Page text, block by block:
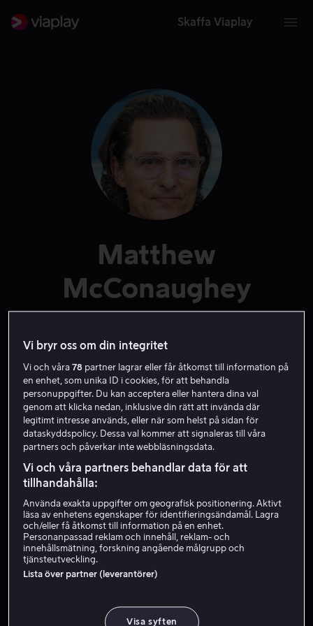
Skaffa Viaplay
Matthew
McConaughey
Från 49 kr
Vi bryr oss om din integritet
Vi och våra78 partner lagrar eller får åtkomst till information på
en enhet, som unika ID i cookies, för att behandla
personuppgifter. Du kan acceptera eller hantera dina val
genom att klicka nedan, inklusive din rätt att invända där
legitimt intresse används, eller när som helst på sidan för
dataskyddspolicy. Dessa val kommer att signaleras till våra
partners och påverkar inte webbläsningsdata.
Vi och våra partners behandlar data för att
tillhandahålla:
Använda exakta uppgifter om geografisk positionering. Aktivt
läsa av enhetens egenskaper för identifieringsändamål. Lagra
och/eller få åtkomst till information på en enhet.
Personanpassad reklam och innehåll, reklam- och
innehållsmätning, forskning angående målgrupp och
tjänsteutveckling.
Lista över partner (leverantörer)
Visa syften